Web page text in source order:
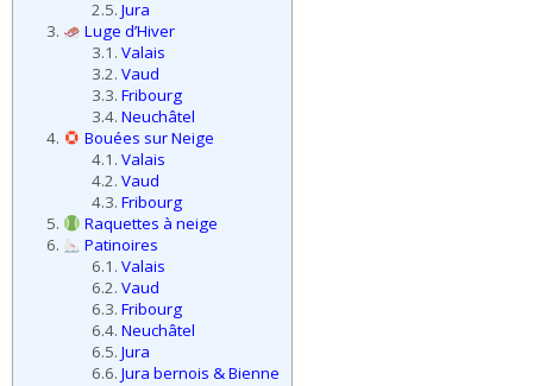
2.5. Jura
3.
Luge d’Hiver
3.1. Valais
3.2. Vaud
3.3. Fribourg
3.4. Neuchâtel
4.
Bouées sur Neige
4.1. Valais
4.2. Vaud
4.3. Fribourg
5.
Raquettes à neige
6.
Patinoires
6.1. Valais
6.2. Vaud
6.3. Fribourg
6.4. Neuchâtel
6.5. Jura
6.6. Jura bernois & Bienne